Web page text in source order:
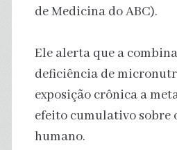
de Medicina do ABC).
Ele alerta que a
deficiência de
exposição crônica a
efeito cumulativo sobre
humano.